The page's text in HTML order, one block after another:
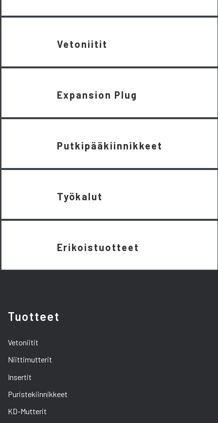
Vetoniitit
Expansion Plug
Putkipääkiinnikkeet
Työkalut
Erikoistuotteet
Tuotteet
Vetoniitit
Niittimutterit
Insertit
Puristekiinnikkeet
KD-Mutterit